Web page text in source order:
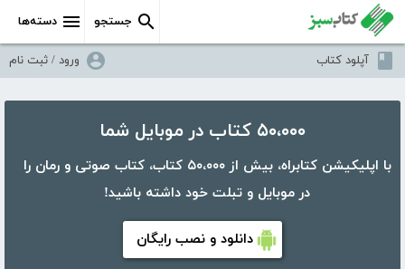
دسته‌ها جستجو
آپلود کتاب ورود / ثبت نام
۵۰،۰۰۰ کتاب در موبایل شما
با اپلیکیشن کتابراه، بیش از ۵۰،۰۰۰ کتاب، کتاب صوتی و رمان را
در موبایل و تبلت خود داشته باشید!
دانلود و نصب رایگان